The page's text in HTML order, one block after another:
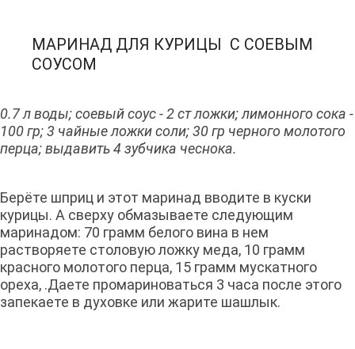
МАРИНАД ДЛЯ КУРИЦЫ С СОЕВЫМ
СОУСОМ
0.7 л воды; соевый соус - 2 ст ложки; лимонного сока -
100 гр; 3 чайные ложки соли; 30 гр черного молотого
перца; выдавить 4 зубчика чеснока.
Берёте шприц и этот маринад вводите в куски
курицы. А сверху обмазываете следующим
маринадом: 70 грамм белого вина в нем
растворяете столовую ложку меда, 10 грамм
красного молотого перца, 15 грамм мускатного
ореха, .Даете промариноваться 3 часа после этого
запекаете в духовке или жарите шашлык.